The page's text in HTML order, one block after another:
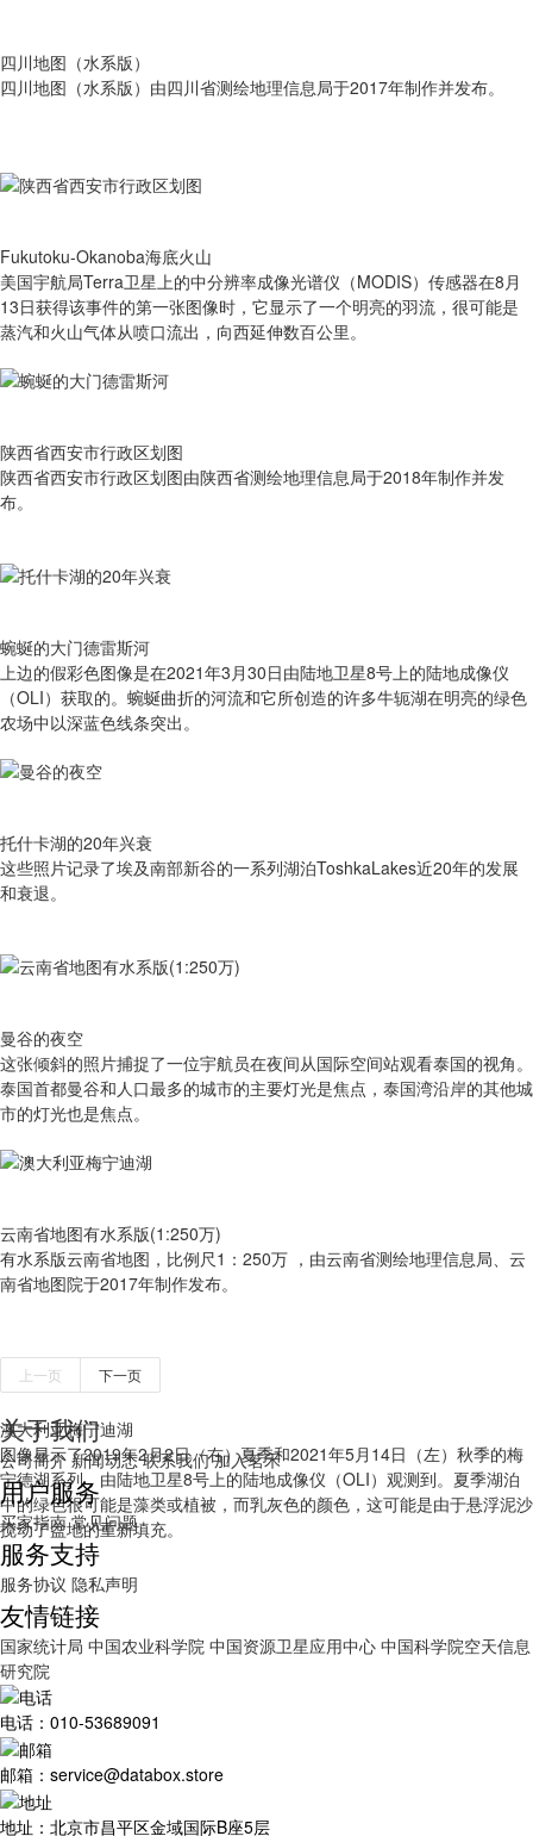
四川地图（水系版）
四川地图（水系版）由四川省测绘地理信息局于2017年制作并发布。
Fukutoku-Okanoba海底火山
美国宇航局Terra卫星上的中分辨率成像光谱仪（MODIS）传感器在8月
13日获得该事件的第一张图像时，它显示了一个明亮的羽流，很可能是
蒸汽和火山气体从喷口流出，向西延伸数百公里。
陕西省西安市行政区划图
陕西省西安市行政区划图由陕西省测绘地理信息局于2018年制作并发
布。
蜿蜒的大门德雷斯河
上边的假彩色图像是在2021年3月30日由陆地卫星8号上的陆地成像仪
（OLI）获取的。蜿蜒曲折的河流和它所创造的许多牛轭湖在明亮的绿色
农场中以深蓝色线条突出。
托什卡湖的20年兴衰
这些照片记录了埃及南部新谷的一系列湖泊ToshkaLakes近20年的发展
和衰退。
曼谷的夜空
这张倾斜的照片捕捉了一位宇航员在夜间从国际空间站观看泰国的视角。
泰国首都曼谷和人口最多的城市的主要灯光是焦点，泰国湾沿岸的其他城
市的灯光也是焦点。
云南省地图有水系版(1:250万)
有​水系版云南省地图，比例尺1：250万 ，由云南省测绘地理信息局、云
南省地图院于2017年制作发布。
澳大利亚梅宁迪湖
图像显示了2019年2月2日（右）夏季和2021年5月14日（左）秋季的梅
宁德湖系列，由陆地卫星8号上的陆地成像仪（OLI）观测到。夏季湖泊
中的绿色很可能是藻类或植被，而乳灰色的颜色，这可能是由于悬浮泥沙
搅动了盆地的重新填充。
上一页 下一页
关于我们
公司简介 新闻动态 联系我们 加入茗禾
用户服务
买家指南 常见问题
服务支持
服务协议 隐私声明
友情链接
国家统计局 中国农业科学院 中国资源卫星应用中心 中国科学院空天信息
研究院
电话：010-53689091
邮箱：service@databox.store
地址：北京市昌平区金域国际B座5层